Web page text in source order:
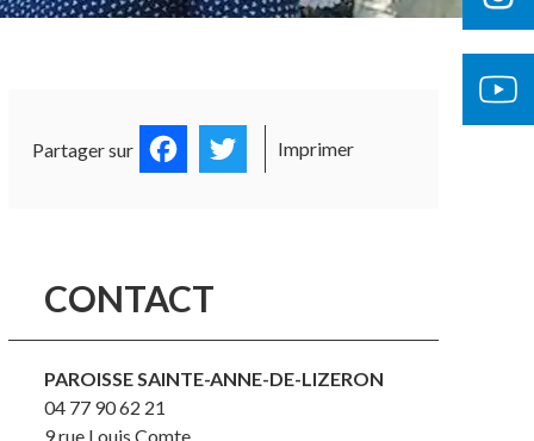
ÉGLISE
Partager sur FacebookTwitter
Imprimer
CONTACT
PAROISSE SAINTE-ANNE-DE-LIZERON
04 77 90 62 21
9 rue Louis Comte